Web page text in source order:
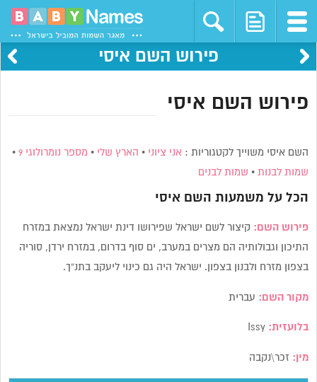
פירוש השם איסי
פירוש השם איסי
השם איסי משוייך לקטגוריות :אני ציוני • הארץ שלי • מספר נומרולוגי 9 •
שמות לבנות • שמות לבנים
הכל על משמעות השם איסי
פירוש השם: קיצור לשם ישראל שפירושו דינת ישראל נמצאת במזרח
התיכון וגבולותיה הם מצרים במערב, ים סוף בדרום, במזרח ירדן, סוריה
בצפון מזרח ולבנון בצפון. ישראל היה גם כינוי ליעקב בתנ”ך.
מקור השם: עברית
בלועזית: Issy
מין: זכר\נקבה